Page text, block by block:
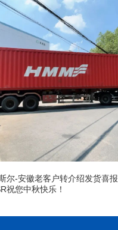
尔-安徽老客户转介绍发货喜报
祝您中秋快乐！